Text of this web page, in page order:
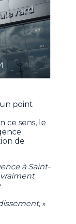
point
ce sens, le
de
à Saint-
»